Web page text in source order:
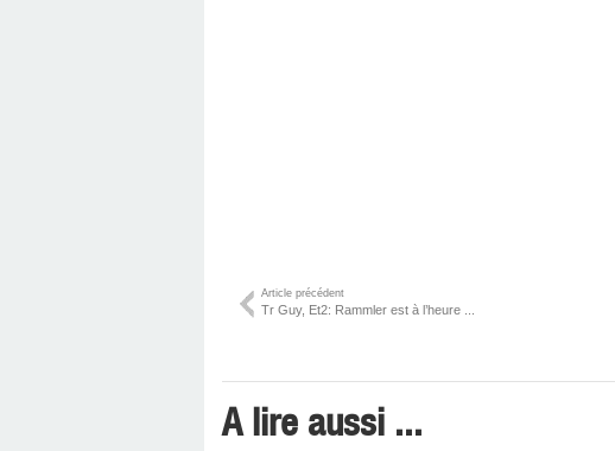
Article précédent
Tr Guy, Et2: Rammler est à l’heure ...
A lire aussi ...